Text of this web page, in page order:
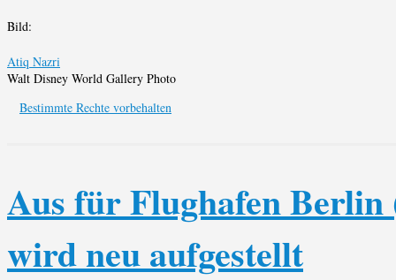
Bild:
Atiq Nazri
Walt Disney World Gallery Photo
Bestimmte Rechte vorbehalten
Aus für Flughafen
wird neu aufgestellt